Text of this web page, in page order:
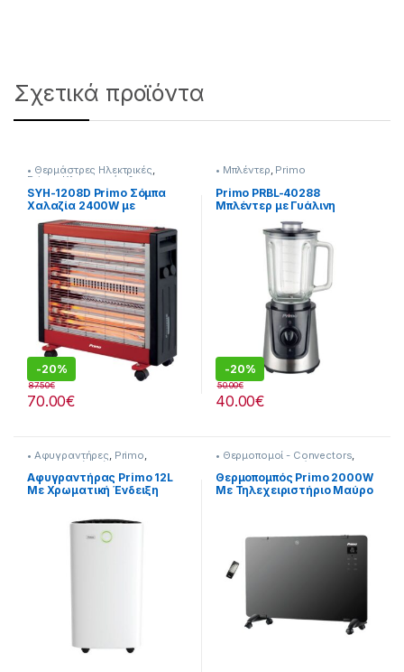
Σχετικά προϊόντα
• Θερμάστρες Ηλεκτρικές,
Primo Κλιματισμός &
Θέρμανση
SYH-1208D Primo Σόμπα
Χαλαζία 2400W με
Υγραντήρα και Ανεμιστήρα
-20%
70.00€
87.50€
• Μπλέντερ, Primo
Primo PRBL-40288
Μπλέντερ με Γυάλινη
Θρυμματισμό Πάγου
-20%
40.00€
50.00€
• Αφυγραντήρες Primo
Επεξεργασία αέρα
Αφυγραντήρας Primo 12L
Με Χρωματική Ένδειξη
Φίλτρο Ενεργού Άνθρακα
245299002
• Θερμοπομοί - Convectors
Primo Θερναντικά
Θερμοπομπός Primo 2000W
Mε Τηλεχειριστήριο Μαύρο